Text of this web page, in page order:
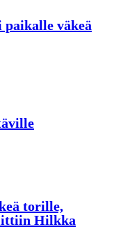
väkeä
torille,
Hilkka